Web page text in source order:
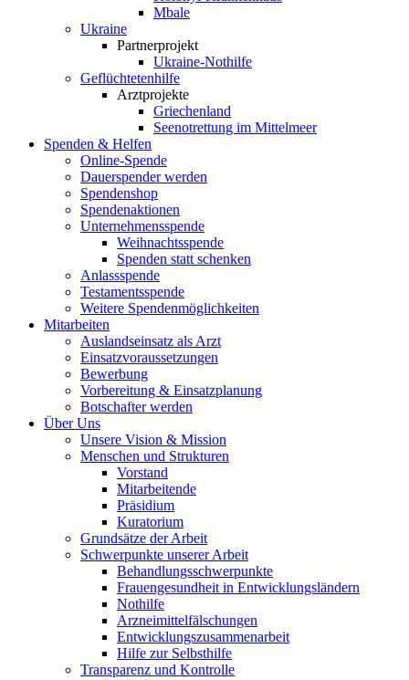
Mbale
Ukraine
Partnerprojekt
Ukraine-Nothilfe
Geflüchtetenhilfe
Arztprojekte
Griechenland
Seenotrettung im Mittelmeer
Spenden & Helfen
Online-Spende
Dauerspender werden
Spendenshop
Spendenaktionen
Unternehmens­spende
Weihnachtsspende
Spenden statt schenken
Anlassspende
Testamentsspende
Weitere Spenden­möglichkeiten
Mitarbeiten
Auslandseinsatz als Arzt
Einsatzvoraussetzungen
Bewerbung
Vorbereitung & Einsatzplanung
Botschafter werden
Über Uns
Unsere Vision & Mission
Menschen und Strukturen
Vorstand
Mitarbeitende
Präsidium
Kuratorium
Grundsätze der Arbeit
Schwerpunkte unserer Arbeit
Behandlungs­schwerpunkte
Frauengesundheit in Entwicklungsländern
Nothilfe
Arzneimittel­fälschungen
Entwicklungs­zusammenarbeit
Hilfe zur Selbsthilfe
Transparenz und Kontrolle